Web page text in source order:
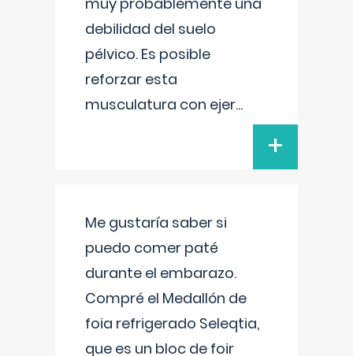
debilidad del suelo
pélvico. Es posible
reforzar esta
musculatura con ejer...
+
Me gustaría saber si
puedo comer paté
durante el embarazo.
Compré el Medallón de
foia refrigerado Seleqtia,
que es un bloc de foir